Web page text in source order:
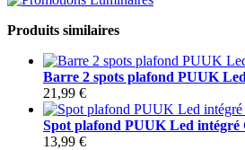
Produits similaires
Barre 2 spots plafond PUUK
21,99 €
Spot plafond PUUK Led intégré
13,99 €